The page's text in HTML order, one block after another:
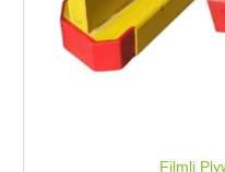
Filmli